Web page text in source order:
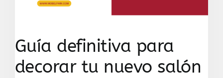
Guía definitiva para
decorar tu nuevo salón